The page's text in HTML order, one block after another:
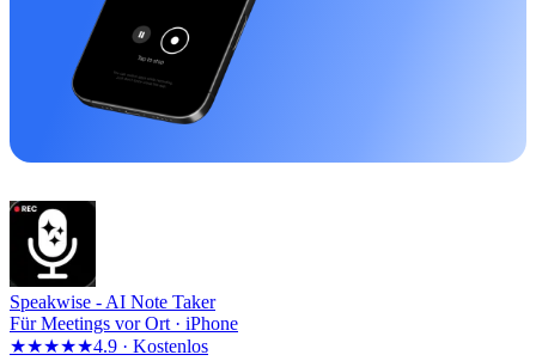
Speakwise - AI Note Taker
Für Meetings vor Ort · iPhone
★★★★★4.9 · Kostenlos